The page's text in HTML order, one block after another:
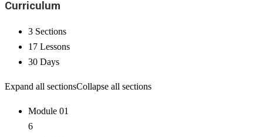
Curriculum
3 Sections
17 Lessons
30 Days
Expand all sectionsCollapse all sections
Module 01
6